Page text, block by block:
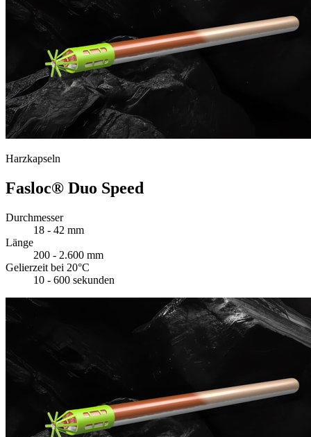
Harzkapseln
Fasloc® Duo Speed
Durchmesser
18 - 42 mm
Länge
200 - 2.600 mm
Gelierzeit bei 20°C
10 - 600 sekunden